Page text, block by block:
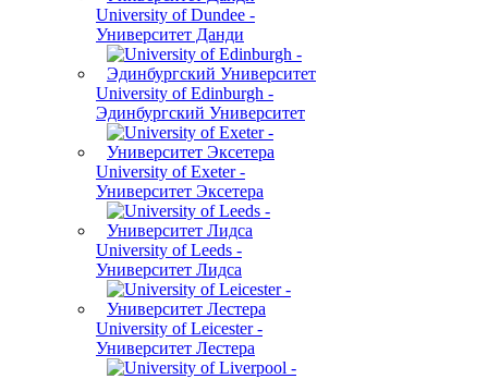
University of Dundee -
Университет Данди
University of Edinburgh -
Эдинбургский Университет
University of Exeter -
Университет Эксетера
University of Leeds -
Университет Лидса
University of Leicester -
Университет Лестера